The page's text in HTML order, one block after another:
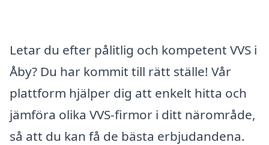
Letar du efter pålitlig och kompetent VVS i
Åby? Du har kommit till rätt ställe! Vår
plattform hjälper dig att enkelt hitta och
jämföra olika VVS-firmor i ditt närområde,
så att du kan få de bästa erbjudandena.